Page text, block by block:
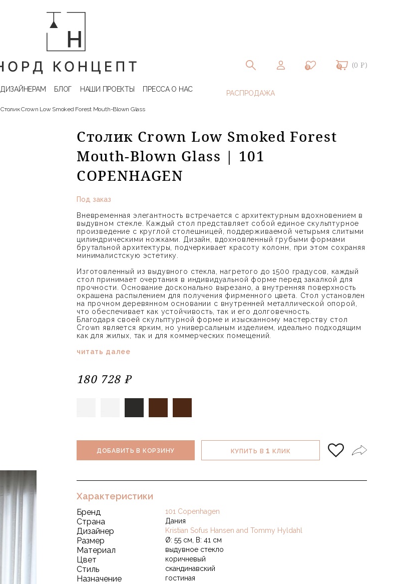
0 0 (0 ₽)
ДИЗАЙНЕРАМ БЛОГ НАШИ ПРОЕКТЫ ПРЕССА О НАС
Столик Crown Low Smoked Forest Mouth-Blown Glass
Столик Crown Low Smoked Forest
Mouth-Blown Glass | 101
COPENHAGEN
Под заказ
Вневременная элегантность встречается с архитектурным вдохновением в
выдувном стекле. Каждый стол представляет собой единое скульптурное
произведение с круглой столешницей, поддерживаемой четырьмя слитыми
цилиндрическими ножками. Дизайн, вдохновленный грубыми формами
брутальной архитектуры, подчеркивает красоту колонн, при этом сохраняя
минималистскую эстетику.
Изготовленный из выдувного стекла, нагретого до 1500 градусов, каждый
стол принимает очертания в индивидуальной форме перед закалкой для
прочности. Основание досконально вырезано, а внутренняя поверхность
окрашена распылением для получения фирменного цвета. Стол установлен
на прочном деревянном основании с внутренней металлической опорой,
что обеспечивает как устойчивость, так и его долговечность.
Благодаря своей скульптурной форме и изысканному мастерству стол
Crown является ярким, но универсальным изделием, идеально подходящим
как для жилых, так и для коммерческих помещений.
читать далее
180 728 ₽
ДОБАВИТЬ В КОРЗИНУ КУПИТЬ В1 КЛИК
Характеристики
Бренд 101 Copenhagen
Страна Дания
Дизайнер Kristian Sofus Hansen and Tommy Hyldahl
Размер Ø: 55 см, В: 41 см
Материал выдувное стекло
Цвет коричневый
Стиль скандинавский
Назначение гостиная